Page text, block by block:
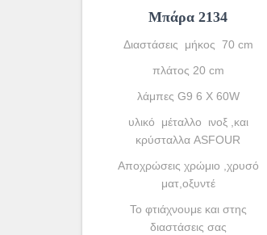
Μπάρα 2134
Διαστάσεις μήκος 70 cm
πλάτος 20 cm
λάμπες G9 6 X 60W
υλικό μέταλλο ινοξ ,και
κρύσταλλα ASFOUR
Aποχρώσεις χρώμιο ,χρυσό
ματ,οξυντέ
To φτιάχνουμε και στης
διαστάσεις σας